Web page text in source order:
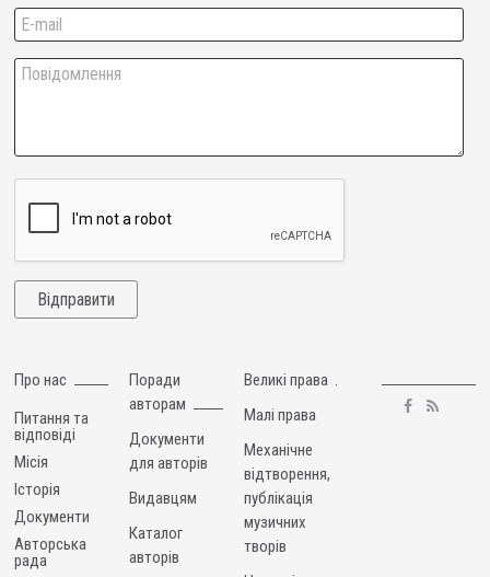
Про нас
Питання та
відповіді
Місія
Історія
Документи
Авторська
рада
Поради
авторам
Документи
для авторів
Видавцям
Каталог
авторів
Великі права
Малі права
Механічне
відтворення,
публікація
музичних
творів